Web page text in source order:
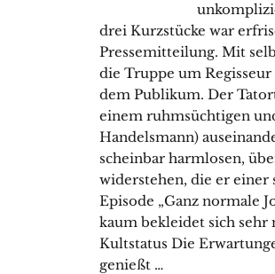
drei Kurzstücke war
Pressemitteilung. Mit
die Truppe um
dem Publikum. Der
einem ruhmsüchtigen
Handelsmann)
scheinbar harmlosen,
widerstehen, die er
Episode „Ganz normale
kaum bekleidet sich sehr
Kultstatus Die
genießt …